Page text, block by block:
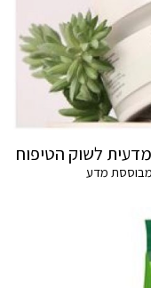
מבוססת מדע